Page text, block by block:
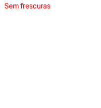
Sem frescuras